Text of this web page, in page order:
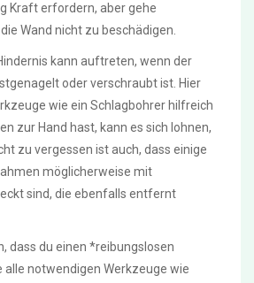
Kraft erfordern, aber gehe
Wand nicht zu beschädigen.
kann auftreten, wenn der
oder verschraubt ist. Hier
wie ein Schlagbohrer hilfreich
zur Hand hast, kann es sich lohnen,
zu vergessen ist auch, dass einige
möglicherweise mit
sind, die ebenfalls entfernt
dass du einen *reibungslosen
notwendigen Werkzeuge wie